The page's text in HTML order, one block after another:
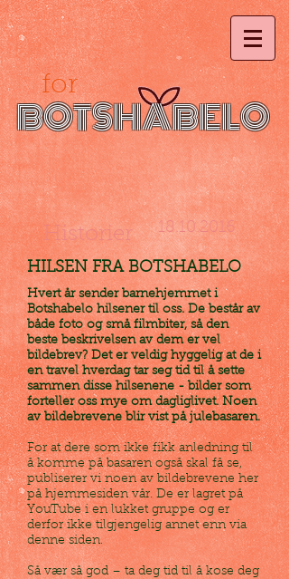
for
BOTSHABELO
Historier 18.10.2016
HILSENFRA BOTSHABELO
Hvert år sender barnehjemmet i
Botshabelo hilsener til oss. De består av
både foto og små filmbiter, så den
beste beskrivelsen av dem er vel
bildebrev? Det er veldig hyggelig at de i
en travel hverdag tar seg tid til å sette
sammen disse hilsenene - bilder som
forteller oss mye om dagliglivet. Noen
av bildebrevene blir vist på julebasaren.
For at dere som ikke fikk anledning til
å komme på basaren også skal få se,
publiserer vi noen av bildebrevene her
på hjemmesiden vår. De er lagret på
YouTube i en lukket gruppe og er
derfor ikke tilgjengelig annet enn via
denne siden.
Så vær så god – ta deg tid til å kose deg